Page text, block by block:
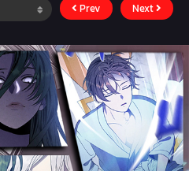
Prev Next